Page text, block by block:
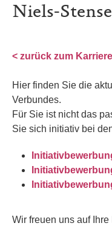
Niels-
< zurück zum
Hier finden Sie die
Verbundes.
Für Sie ist nicht das
Sie sich initiativ bei
Wir freuen uns auf